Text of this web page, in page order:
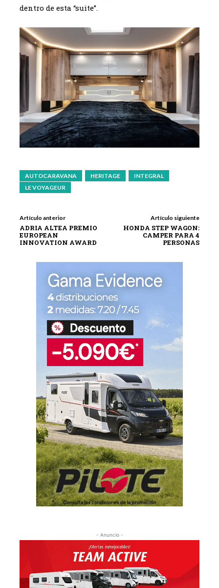
dentro de esta “suite”.
AUTOCARAVANA HERITAGE
INTEGRAL
LE VOYAGEUR
Artículo anterior
ADRIA ALTEA PREMIO
EUROPEAN
INNOVATION AWARD
Artículo siguiente
HONDA STEP WAGON:
CAMPER PARA 4
PERSONAS
- Anuncio -